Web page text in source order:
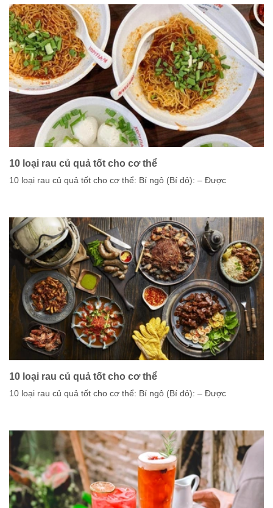
10 loại rau củ quả tốt cho cơ thể
10 loại rau củ quả tốt cho cơ thể: Bí ngô (Bí đỏ): – Được
10 loại rau củ quả tốt cho cơ thể
10 loại rau củ quả tốt cho cơ thể: Bí ngô (Bí đỏ): – Được